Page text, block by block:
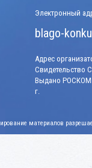
Электронный
blago-
Адрес
Свидетельство
Выдано
г.
материалов